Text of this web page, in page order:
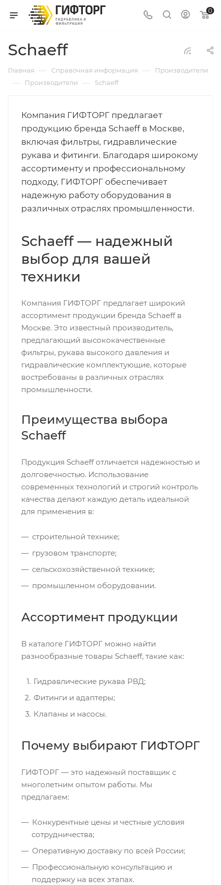
0
Schaeff
Главная — Справочная информация — Производители
— Производители — Schaeff
Компания ГИФТОРГ предлагает
продукцию бренда Schaeff в Москве,
включая фильтры, гидравлические
рукава и фитинги. Благодаря широкому
ассортименту и профессиональному
подходу, ГИФТОРГ обеспечивает
надежную работу оборудования в
различных отраслях промышленности.
Schaeff — надежный
выбор для вашей
техники
Компания ГИФТОРГ предлагает широкий
ассортимент продукции бренда Schaeff в
Москве. Это известный производитель,
предлагающий высококачественные
фильтры, рукава высокого давления и
гидравлические комплектующие, которые
востребованы в различных отраслях
промышленности.
Преимущества выбора
Schaeff
Продукция Schaeff отличается надежностью и
долговечностью. Использование
современных технологий и строгий контроль
качества делают каждую деталь идеальной
для применения в:
строительной технике;
грузовом транспорте;
сельскохозяйственной технике;
промышленном оборудовании.
Ассортимент продукции
В каталоге ГИФТОРГ можно найти
разнообразные товары Schaeff, такие как:
Гидравлические рукава РВД;
Фитинги и адаптеры;
Клапаны и насосы.
Почему выбирают ГИФТОРГ
ГИФТОРГ — это надежный поставщик с
многолетним опытом работы. Мы
предлагаем:
Конкурентные цены и честные условия
сотрудничества;
Оперативную доставку по всей России;
Профессиональную консультацию и
поддержку на всех этапах.